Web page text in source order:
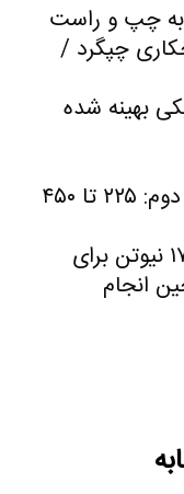
چپ و راست
چپگرد /
بهینه شده
سرعت اول: ۱۵۰ تا ۳۰۰ / سرعت دوم: ۲۲۵ تا ۴۵۰
بهره مندی از قدرت آهنربای ۱۷,۰۰۰ نیوتن برای
انجام